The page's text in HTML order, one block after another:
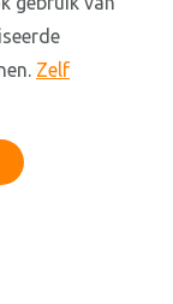
Zelf